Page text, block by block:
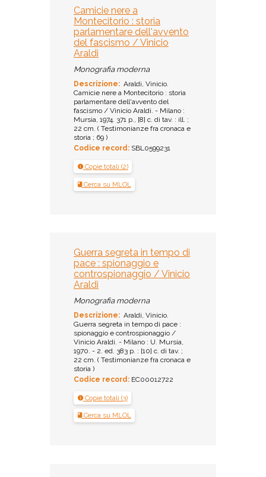
Camicie nere a
Montecitorio : storia
parlamentare dell'avvento
del fascismo / Vinicio
Araldi
Monografia moderna
Descrizione: Araldi, Vinicio.
Camicie nere a Montecitorio : storia
parlamentare dell'avvento del
fascismo / Vinicio Araldi. - Milano :
Mursia, 1974. 371 p., [8] c. di tav. : ill. ;
22 cm. ( Testimonianze fra cronaca e
storia ; 69 )
Codice record: SBL0599231
Copie totali (2)
Cerca su MLOL
Guerra segreta in tempo di
pace : spionaggio e
controspionaggio / Vinicio
Araldi
Monografia moderna
Descrizione: Araldi, Vinicio.
Guerra segreta in tempo di pace :
spionaggio e controspionaggio /
Vinicio Araldi. - Milano : U. Mursia,
1970. - 2. ed. 383 p. : [10] c. di tav. ;
22 cm. ( Testimonianze fra cronaca e
storia )
Codice record: EC00012722
Copie totali (3)
Cerca su MLOL